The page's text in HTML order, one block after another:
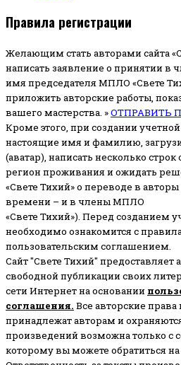
Правила регистрации
Желающим стать авторами сайта
написать заявление о принятии в
имя председателя МПЛО «Свете
приложить авторские работы,
вашего мастерства. »ОТПРАВИТЬ
Кроме этого, при создании учетной
настоящие имя и фамилию,
(аватар), написать несколько строк
регион проживания и ожидать
«Свете Тихий» о переводе в
времени – и в члены МПЛО
«Свете Тихий»). Перед созданием
необходимо ознакомится с
пользовательским соглашением.
Сайт "Свете Тихий" предоставляет
свободной публикации своих
сети Интернет на основании
соглашения. Все авторские
принадлежат авторам и
произведений возможна только с
которому вы можете обратиться на